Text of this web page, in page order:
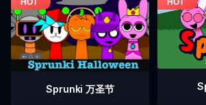
Sprunki 万圣节